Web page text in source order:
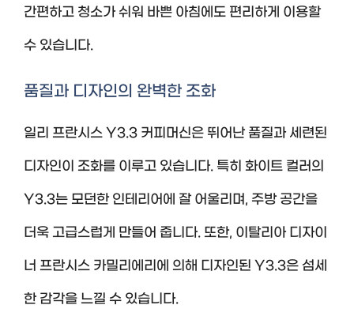
간편하고 청소가 쉬워 바쁜 아침에도 편리하게 이용할
수 있습니다.
품질과 디자인의 완벽한 조화
일리 프란시스 Y3.3 커피머신은 뛰어난 품질과 세련된
디자인이 조화를 이루고 있습니다. 특히 화이트 컬러의
Y3.3는 모던한 인테리어에 잘 어울리며, 주방 공간을
더욱 고급스럽게 만들어 줍니다. 또한, 이탈리아 디자이
너 프란시스 카밀리에리에 의해 디자인된 Y3.3은 섬세
한 감각을 느낄 수 있습니다.